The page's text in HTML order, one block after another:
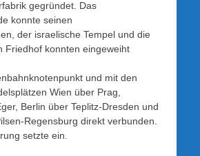
gegründet. Das
konnte seinen
der israelische Tempel und die
Friedhof konnten eingeweiht
und mit den
Wien über Prag,
Berlin über Teplitz-Dresden und
Regensburg direkt verbunden.
setzte ein.